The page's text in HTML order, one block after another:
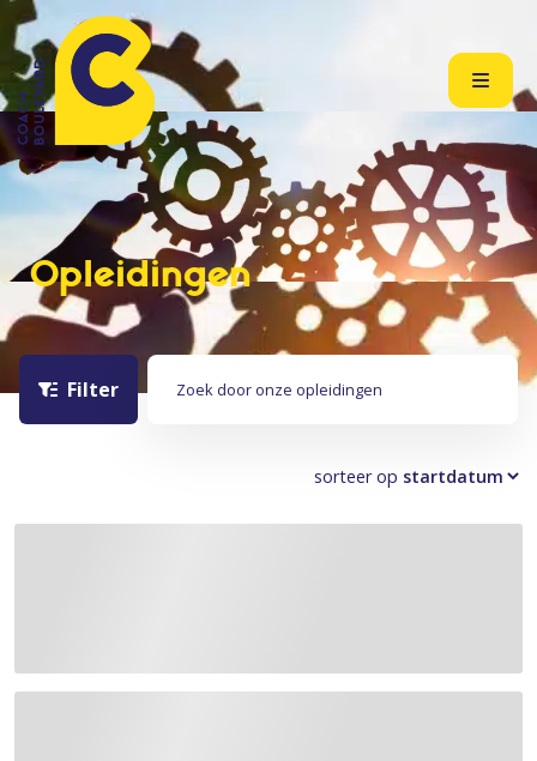
Opleidingen
Filter
Zoek door onze opleidingen
sorteer op